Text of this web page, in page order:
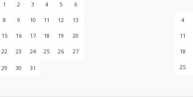
1
2 3 4 5 6
8 9 10 11 12 13
15 16 17 18 19 20
22 23 24 25 26 27
29 30 31
4
11
18
25